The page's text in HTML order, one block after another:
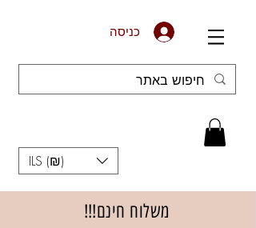
כניסה
ILS (₪)
משלוח חינם!!!